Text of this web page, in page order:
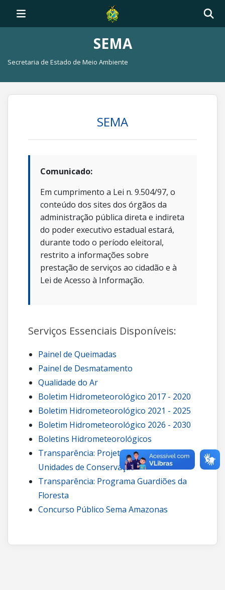
SEMA
Secretaria de Estado de Meio Ambiente
SEMA
Comunicado:
Em cumprimento a Lei n. 9.504/97, o
conteúdo dos sites dos órgãos da
administração pública direta e indireta
do poder executivo estadual estará,
durante todo o período eleitoral,
restrito a informações sobre
prestação de serviços ao cidadão e à
Lei de Acesso à Informação.
Serviços Essenciais Disponíveis:
Painel de Queimadas
Painel de Desmatamento
Qualidade do Ar
Boletim Hidrometeorológico 2017 - 2020
Boletim Hidrometeorológico 2021 - 2025
Boletim Hidrometeorológico 2026 - 2030
Boletins Hidrometeorológicos
Transparência: Projetos de carbono em
Unidades de Conservação
Transparência: Programa Guardiões da
Floresta
Concurso Público Sema Amazonas